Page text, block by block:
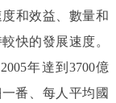
和效益、數量和
快的發展速度。
年達到3700億
番、每人平均國